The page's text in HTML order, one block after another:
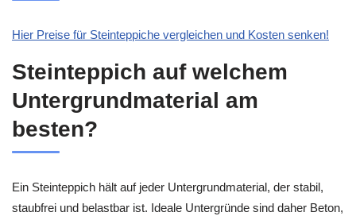
Hier Preise für Steinteppiche vergleichen und Kosten senken!
Steinteppich auf welchem
Untergrundmaterial am
besten?
Ein Steinteppich hält auf jeder Untergrundmaterial, der stabil,
staubfrei und belastbar ist. Ideale Untergründe sind daher Beton,